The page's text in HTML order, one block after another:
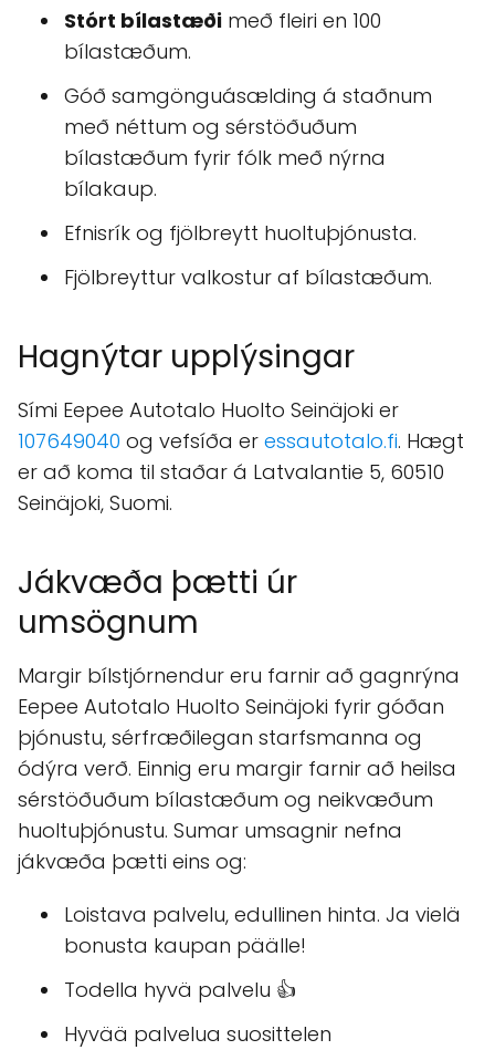
Stórt bílastæði með fleiri en 100
bílastæðum.
Góð samgönguásælding á staðnum
með néttum og sérstöðuðum
bílastæðum fyrir fólk með nýrna
bílakaup.
Efnisrík og fjölbreytt huoltuþjónusta.
Fjölbreyttur valkostur af bílastæðum.
Hagnýtar upplýsingar
Sími Eepee Autotalo Huolto Seinäjoki er
107649040 og vefsíða er essautotalo.fi. Hægt
er að koma til staðar á Latvalantie 5, 60510
Seinäjoki, Suomi.
Jákvæða þætti úr
umsögnum
Margir bílstjórnendur eru farnir að gagnrýna
Eepee Autotalo Huolto Seinäjoki fyrir góðan
þjónustu, sérfræðilegan starfsmanna og
ódýra verð. Einnig eru margir farnir að heilsa
sérstöðuðum bílastæðum og neikvæðum
huoltuþjónustu. Sumar umsagnir nefna
jákvæða þætti eins og:
Loistava palvelu, edullinen hinta. Ja vielä
bonusta kaupan päälle!
Todella hyvä palvelu 👍
Hyvää palvelua suosittelen